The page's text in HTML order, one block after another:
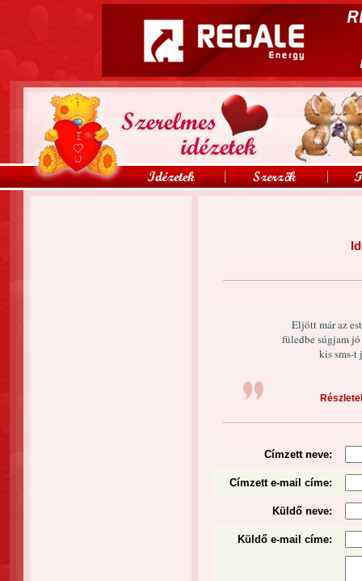
Eljött már az
füledbe súgjam
kis sms-t
Címzett neve:
Címzett e-mail címe:
Küldő neve:
Küldő e-mail címe: